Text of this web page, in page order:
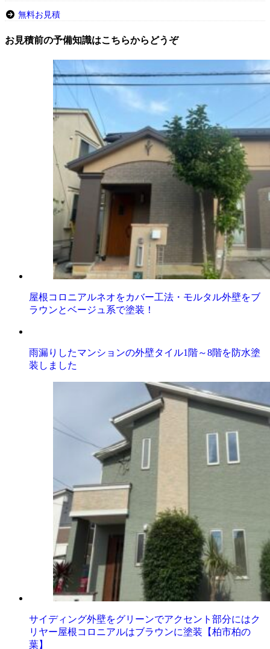
無料お見積
お見積前の予備知識はこちらからどうぞ
屋根コロニアルネオをカバー工法・モルタル外壁をブ
ラウンとベージュ系で塗装！
雨漏りしたマンションの外壁タイル1階～8階を防水塗
装しました
サイディング外壁をグリーンでアクセント部分にはク
リヤー屋根コロニアルはブラウンに塗装【柏市柏の
葉】